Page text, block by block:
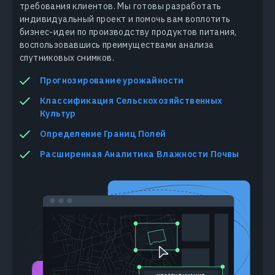
требования клиентов. Мы готовы разработать
индивидуальный проект и помочь вам воплотить
бизнес-идеи по производству продуктов питания,
воспользовавшись преимуществами анализа
спутниковых снимков.
Прогнозирование урожайности
Классификация Сельскохозяйственных
Культур
Определение Границ Полей
Расширенная Аналитика Влажности Почвы